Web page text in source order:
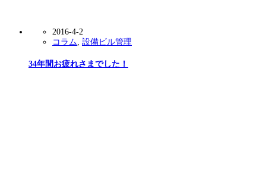
2016-4-2
コラム, 設備ビル管理
34年間お疲れさまでした！